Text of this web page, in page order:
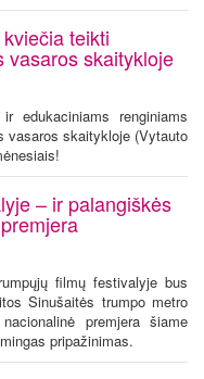
teikti
vasaros skaitykloje
edukaciniams renginiams
vasaros skaitykloje (Vytauto
– ir palangiškės
filmų festivalyje bus
Sinušaitės trumpo metro
premjera šiame
pripažinimas.